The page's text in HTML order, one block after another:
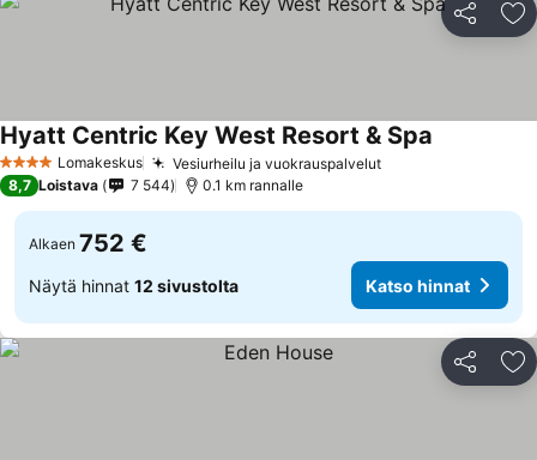
Jaa
4 TähtiluokitusLomakeskus Vesiurheilu ja vuokrauspalvelut
Hyatt Centric Key West Resort & Spa
8,7 Loistava 7 544 0.1 km rannalle
Alkaen 752 €
Näytä hinnat 12 sivustolta Katso hinnat
Jaa